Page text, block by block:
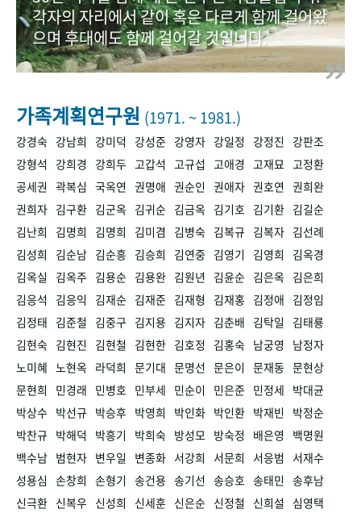
50+1주년 기념
+1
VR 역사관
각자의 자리에서 같이 혹은 다르게 함께 걸어왔
으며 후대에도 함께 걸어갈 것입니다.
가족계획연구원 (1971. ~ 1981.)
강경숙 강남희 강미덕 강성준 강영자 강일정 강정진
강판조
강형석
강희경 강희두 고갑석 고규섭 고애경 고재묘 고정환
공세권 곽복심 국옥연 권명애 권순인 권애자 권호연 권희완
권희자 김구환 김군옥 김귀순 김금옥 김기호 김기환 김길순
김난희
김명희 김명희 김미겸 김병숙 김복규 김복자 김선례
김성희
김순남 김순흥 김승희 김연중 김영기 김영희
김옥경
김옥실
김옥주 김용순 김용완 김원년 김윤순 김은옥 김은희
김응석
김응익 김재순 김재준 김재형 김재홍 김정애 김정임
김정태 김준철 김중구 김지용 김지자 김춘배 김탁일
김태룡
김현숙 김현진 김현철 김현한 김호정 김홍숙 남궁영
남정자
노미혜 노현옥 라덕희 문기대 문명선 문은이 문재동 문현상
문현희
민경래 민병호 민부세 민순이 민은준 민정세 박대균
박상수 박선규 박승후 박영희 박인화 박인환 박재빈
박정순
박찬규 박해덕 박흥기 박희숙 방성모 방숙정 배은영
백명원
백수남 범현자 변우일 변종화 서강희 서문희 서응범
서재수
성용심 손창희 손형기 송건용 송기선 송승호 송태민 송후남
신극환 신복우 신성희 신세훈 신은순 신정철 신희설
심영택